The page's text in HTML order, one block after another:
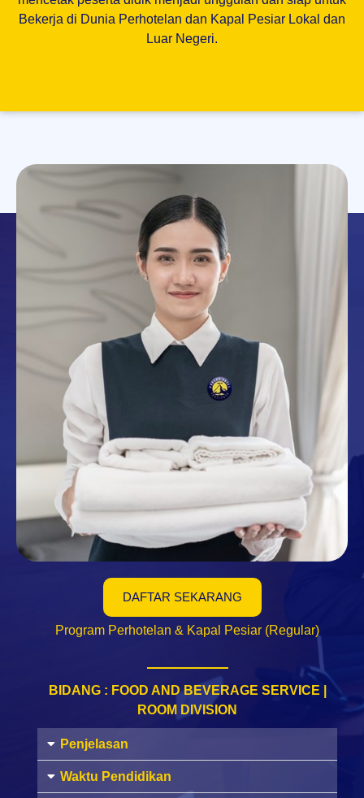
Bekerja di Dunia Perhotelan dan Kapal Pesiar Lokal dan
Luar Negeri.
DAFTAR SEKARANG
Program Perhotelan & Kapal Pesiar (Regular)
BIDANG : FOOD AND BEVERAGE SERVICE |
ROOM DIVISION
Penjelasan
Waktu Pendidikan